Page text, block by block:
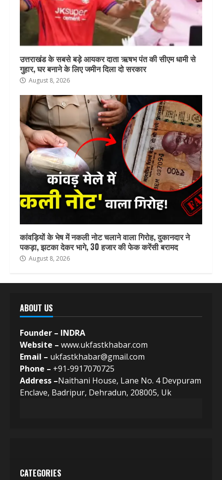
उत्तराखंड के सबसे बड़े आयकर दाता ऋषभ पंत की सीएम धामी से
गुहार, घर बनाने के लिए जमीन दिला दो सरकार
August 8, 2026
कांवड़ियों के भेष में नकली नोट चलाने वाला गिरोह, दुकानदार ने
पकड़ा, झटका देकर भागे, 30 हजार की फेक करेंसी बरामद
August 8, 2026
ABOUT US
Founder – INDRA
Website – www.ukfastkhabar.com
Email – ukfastkhabar@gmail.com
Phone – +91-9917070725
Address –Naithani House, Lane No. 4 Devpuram
Enclave, Badripur, Dehradun, 208005, Uk
CATEGORIES